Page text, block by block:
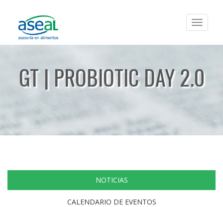
Toggle
GT | PROBIOTIC DAY 2.0
NOTICIAS
CALENDARIO DE EVENTOS